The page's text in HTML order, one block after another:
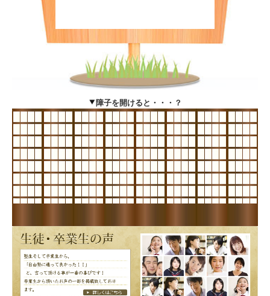
障子を開けると・・・？